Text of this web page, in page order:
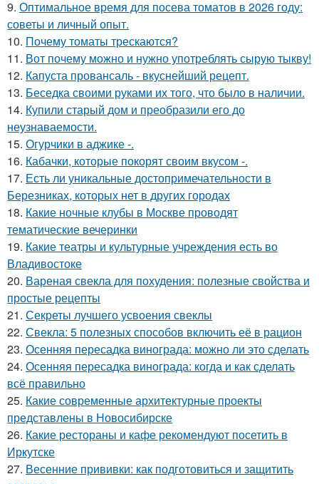
9. Оптимальное время для посева томатов в 2026 году:
советы и личный опыт.
10. Почему томаты трескаются?
11. Вот почему можно и нужно употреблять сырую тыкву!
12. Капуста провансаль - вкуснейший рецепт.
13. Беседка своими руками их того, что было в наличии.
14. Купили старый дом и преобразили его до
неузнаваемости.
15. Огурчики в аджике -.
16. Кабачки, которые покорят своим вкусом -.
17. Есть ли уникальные достопримечательности в
Березниках, которых нет в других городах
18. Какие ночные клубы в Москве проводят
тематические вечеринки
19. Какие театры и культурные учреждения есть во
Владивостоке
20. Вареная свекла для похудения: полезные свойства и
простые рецепты
21. Секреты лучшего усвоения свеклы
22. Свекла: 5 полезных способов включить её в рацион
23. Осенняя пересадка винограда: можно ли это сделать
24. Осенняя пересадка винограда: когда и как сделать
всё правильно
25. Какие современные архитектурные проекты
представлены в Новосибирске
26. Какие рестораны и кафе рекомендуют посетить в
Иркутске
27. Весенние прививки: как подготовиться и защитить